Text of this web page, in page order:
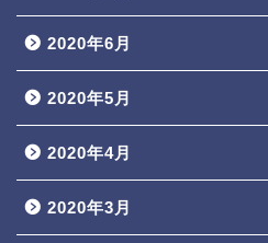
2020年6月
2020年5月
2020年4月
2020年3月